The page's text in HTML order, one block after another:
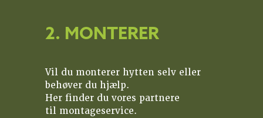
2. MONTERER
Vil du monterer hytten selv eller
behøver du hjælp.
Her finder du vores partnere
til montageservice.